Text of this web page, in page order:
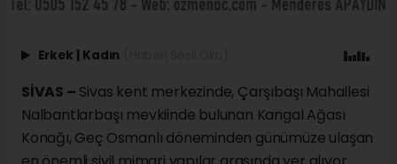
Erkek | Kadın
SİVAS – Sivas kent merkezinde, Çarşıbaşı Mahallesi
Nalbantlarbaşı mevkiinde bulunan Kangal Ağası
Konağı, Geç Osmanlı döneminden günümüze ulaşan